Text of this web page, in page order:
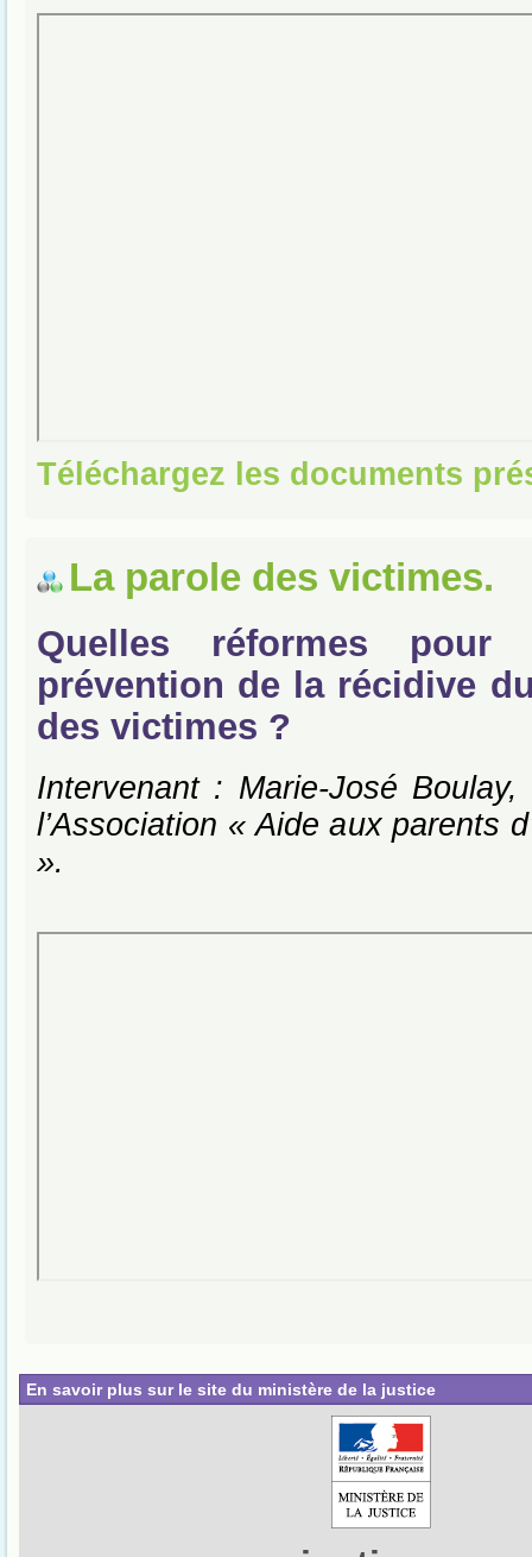
Téléchargez les documents
La parole des victimes.
Quelles réformes pour
prévention de la récidive
des victimes ?
Intervenant : Marie-José
l’Association « Aide aux parents
».
En savoir plus sur le site du ministère de la justice